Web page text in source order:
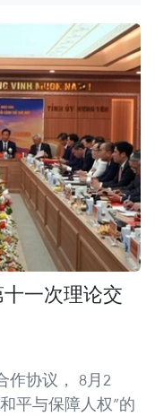
一次理论交
作协议， 8月2
平与保障人权”的